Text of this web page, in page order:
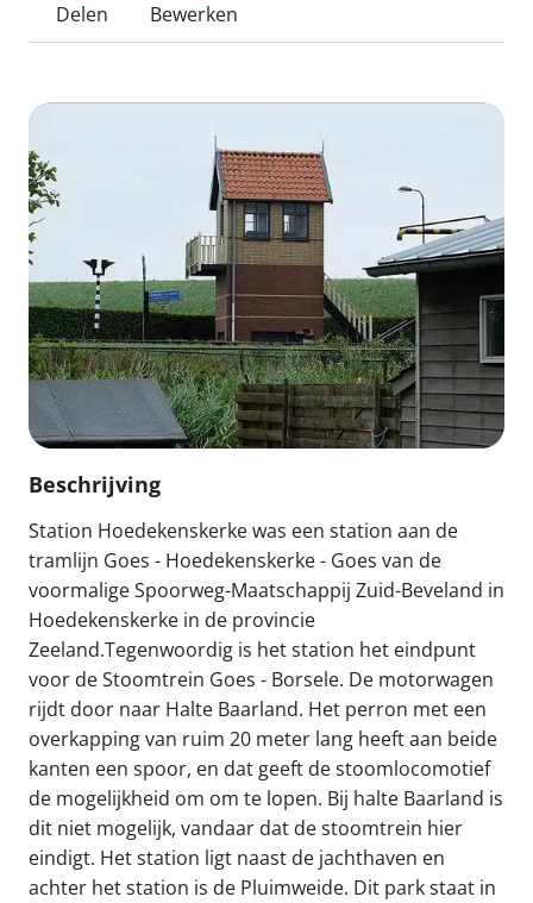
Delen Bewerken
Beschrijving
Station Hoedekenskerke was een station aan de
tramlijn Goes - Hoedekenskerke - Goes van de
voormalige Spoorweg-Maatschappij Zuid-Beveland in
Hoedekenskerke in de provincie
Zeeland.Tegenwoordig is het station het eindpunt
voor de Stoomtrein Goes - Borsele. De motorwagen
rijdt door naar Halte Baarland. Het perron met een
overkapping van ruim 20 meter lang heeft aan beide
kanten een spoor, en dat geeft de stoomlocomotief
de mogelijkheid om om te lopen. Bij halte Baarland is
dit niet mogelijk, vandaar dat de stoomtrein hier
eindigt. Het station ligt naast de jachthaven en
achter het station is de Pluimweide. Dit park staat in